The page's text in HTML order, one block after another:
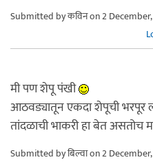
Submitted byकविनon 2
मी पण शेपू पंखी
आठवड्यातून एकदा शेपूची भरपूर
तांदळाची भाकरी हा बेत असतोच
Submitted byबिल्वाon 2